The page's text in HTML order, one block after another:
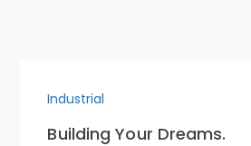
Industrial
Building Your Dreams.